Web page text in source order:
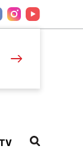
TV